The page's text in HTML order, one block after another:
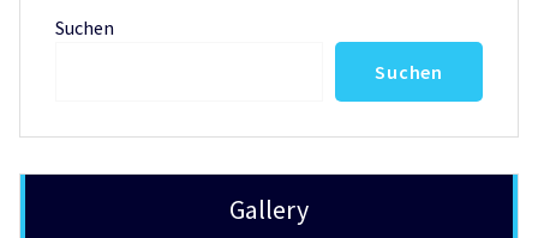
Suchen
Suchen
Gallery